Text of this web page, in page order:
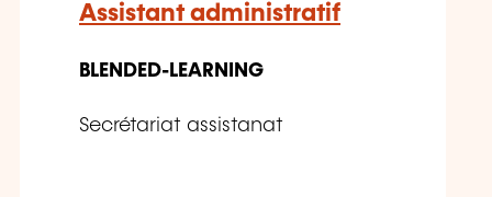
Assistant administratif
BLENDED-LEARNING
Secrétariat assistanat